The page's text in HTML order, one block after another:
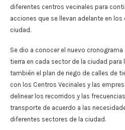
diferentes centros vecinales para
acciones que se llevan adelante en
ciudad.
Se dio a conocer el nuevo
tierra en cada sector de la ciudad
también el plan de riego de calles de
con los Centros Vecinales y las
delinear los recorridos y las
transporte de acuerdo a las
diferentes sectores de la ciudad.